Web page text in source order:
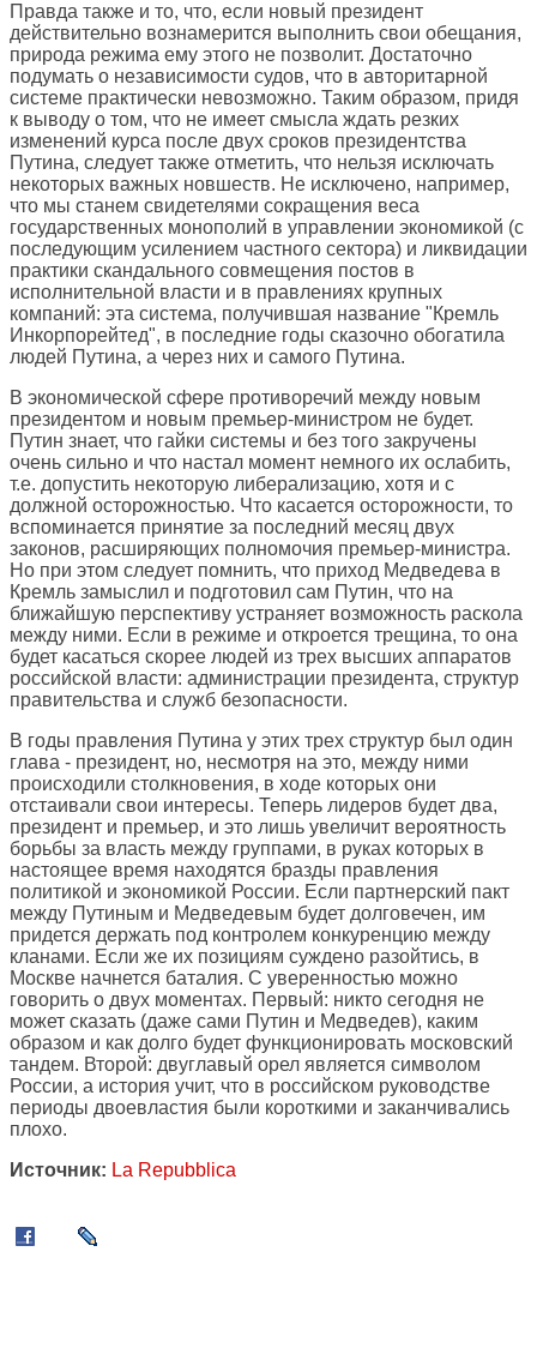
Правда также и то, что, если новый президент
действительно вознамерится выполнить свои обещания,
природа режима ему этого не позволит. Достаточно
подумать о независимости судов, что в авторитарной
системе практически невозможно. Таким образом, придя
к выводу о том, что не имеет смысла ждать резких
изменений курса после двух сроков президентства
Путина, следует также отметить, что нельзя исключать
некоторых важных новшеств. Не исключено, например,
что мы станем свидетелями сокращения веса
государственных монополий в управлении экономикой (с
последующим усилением частного сектора) и ликвидации
практики скандального совмещения постов в
исполнительной власти и в правлениях крупных
компаний: эта система, получившая название "Кремль
Инкорпорейтед", в последние годы сказочно обогатила
людей Путина, а через них и самого Путина.
В экономической сфере противоречий между новым
президентом и новым премьер-министром не будет.
Путин знает, что гайки системы и без того закручены
очень сильно и что настал момент немного их ослабить,
т.е. допустить некоторую либерализацию, хотя и с
должной осторожностью. Что касается осторожности, то
вспоминается принятие за последний месяц двух
законов, расширяющих полномочия премьер-министра.
Но при этом следует помнить, что приход Медведева в
Кремль замыслил и подготовил сам Путин, что на
ближайшую перспективу устраняет возможность раскола
между ними. Если в режиме и откроется трещина, то она
будет касаться скорее людей из трех высших аппаратов
российской власти: администрации президента, структур
правительства и служб безопасности.
В годы правления Путина у этих трех структур был один
глава - президент, но, несмотря на это, между ними
происходили столкновения, в ходе которых они
отстаивали свои интересы. Теперь лидеров будет два,
президент и премьер, и это лишь увеличит вероятность
борьбы за власть между группами, в руках которых в
настоящее время находятся бразды правления
политикой и экономикой России. Если партнерский пакт
между Путиным и Медведевым будет долговечен, им
придется держать под контролем конкуренцию между
кланами. Если же их позициям суждено разойтись, в
Москве начнется баталия. С уверенностью можно
говорить о двух моментах. Первый: никто сегодня не
может сказать (даже сами Путин и Медведев), каким
образом и как долго будет функционировать московский
тандем. Второй: двуглавый орел является символом
России, а история учит, что в российском руководстве
периоды двоевластия были короткими и заканчивались
плохо.
Источник: La Repubblica